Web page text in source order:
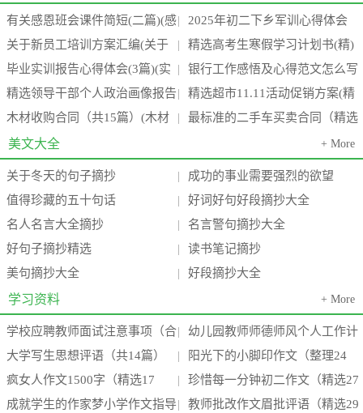
有关感恩班会课件简短(二篇)(感
班会课后反思)
2025年初二下乡军训心得体会
800字(15篇)
关于新员工培训方案汇编(关于
员工培训的外文文献)
精选高考生寒假学习计划书(精)
(高考生寒假作息时间表)
毕业实训报告心得体会(3篇)(实
报告心得万能模板4000字)
银行工作感悟及心得范文怎么写
(四篇)(银行工作心得体会感悟简
短)
精选领导干部个人政治画像报告
用(七篇)(干部 领导)
精选超市11.11活动促销方案(精
品超市品牌有哪些)
木材收购合同（共15篇）(木材
购需要什么手续)
最标准的二手车买卖合同（精选
6篇）(最标准的二手车价格)
美文大全 + More
关于冬天的句子摘抄
成功的事业需要强烈的欲望
值得珍藏的五十句话
好词好句好段摘抄大全
名人名言大全摘抄
名言警句摘抄大全
好句子摘抄精选
读书笔记摘抄
美句摘抄大全
好段摘抄大全
学习资料 + More
学校应聘教师面试注意事项（合
3篇）(学校教师面试一般会问什
幼儿园教师师德师风个人工作计
划（推荐18篇）(幼儿园教师师德
师
大学写生思想评语（共14篇）
学生校内写生心得体会2000字)
阳光下的小脚印作文（整理24
篇）(阳光下的小脚丫)
疯女人作文1500字（精选17
）(疯女人有多可怕)
珍惜每一分钟初二作文（精选27
篇）(珍惜每一分每一秒的这句话
成就学生的作家梦小学作文指导
教师批改作文眉批评语（精选29